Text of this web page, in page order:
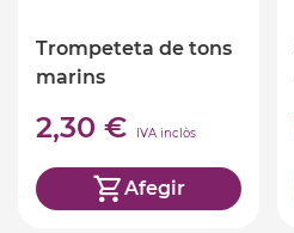
Trompeteta de tons
marins
2,30 € IVA inclòs
Afegir